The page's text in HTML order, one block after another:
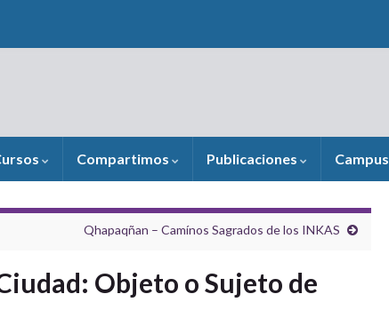
Compartimos Publicaciones Campus
Qhapaqñan – Camínos Sagrados de los INKAS
Objeto o Sujeto de